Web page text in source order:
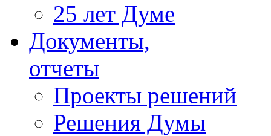
25 лет Думе
Документы,
отчеты
Проекты решений
Решения Думы